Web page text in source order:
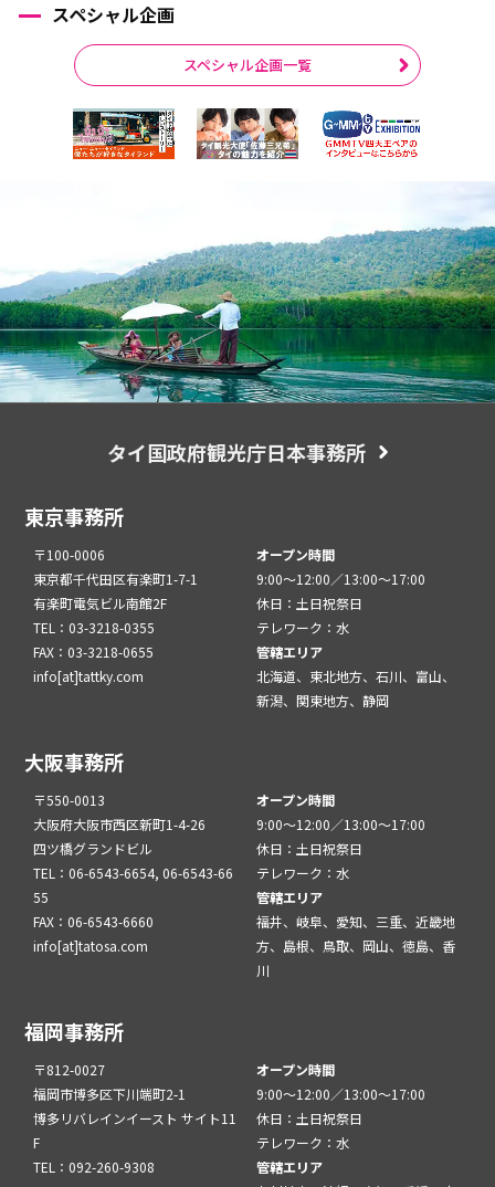
スペシャル企画
スペシャル企画一覧
タイ国政府観光庁日本事務所
東京事務所
〒100-0006
東京都千代田区有楽町1-7-1
有楽町電気ビル南館2F
TEL：03-3218-0355
FAX：03-3218-0655
info[at]tattky.com
オープン時間
9:00～12:00／13:00～17:00
休日：土日祝祭日
テレワーク：水
管轄エリア
北海道、東北地方、石川、富山、
新潟、関東地方、静岡
大阪事務所
〒550-0013
大阪府大阪市西区新町1-4-26
四ツ橋グランドビル
TEL：06-6543-6654, 06-6543-66
55
FAX：06-6543-6660
info[at]tatosa.com
オープン時間
9:00～12:00／13:00～17:00
休日：土日祝祭日
テレワーク：水
管轄エリア
福井、岐阜、愛知、三重、近畿地
方、島根、鳥取、岡山、徳島、香
川
福岡事務所
〒812-0027
福岡市博多区下川端町2-1
博多リバレインイースト サイト11
F
TEL：092-260-9308
オープン時間
9:00～12:00／13:00～17:00
休日：土日祝祭日
テレワーク：水
管轄エリア